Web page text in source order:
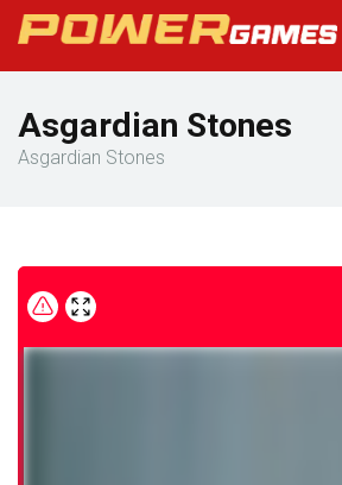
Asgardian Stones
Asgardian Stones